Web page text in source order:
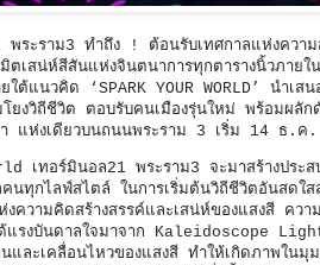
พระราม3 ทำถึง ! ต้อนรับเทศกาลแห่งควา
ตเสน่ห์สีสันแห่งจินตนาการทุกตารางนิ้วภา
ต้แนวคิด ‘SPARK YOUR WORLD’ นำเ
โยงวิถีชีวิต ตอบรับคนเมืองรุ่นใหม่ พร้อมผ
า แห่งเดียวบนถนนพระราม 3 เริ่ม 14 ธ.ค
เทอร์มินอล21 พระราม3 จะมาสร้างปร
คนทุกไลฟ์สไตล์ ในการเริ่มต้นวิถีชีวิตอันสด
งความคิดสร้างสรรค์และเสน่ห์ของแสงสี ค
ด้แรงบันดาลใจมาจาก Kaleidoscope
และเคลื่อนไหวของแสงสี ทำให้เกิดภาพใน